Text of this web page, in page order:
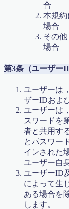
マスラボキ
マスラボキ
マスラボ
スト＆難関
マスラボ城
マスラボ本部
マスラボ本
中学受験
中学受験
中学受験コ
中学受験算
中学数学
仕事の数字
演会資料
代表挨拶
代表挨拶
代表挨拶 /
合
本規約
場合
その
場合
第3条（ユーザー
ユーザーは
ザーIDおよ
ユーザーは
スワードを
者と共用す
とパスワー
インされた
ユーザー自
ユーザーID
によって生
ある場合を
します。